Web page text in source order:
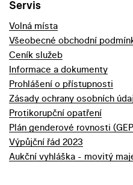
Servis
Volná místa
Všeobecné obchodní
Ceník služeb
Informace a dokumenty
Prohlášení o přístupnosti
Zásady ochrany osobních
Protikorupční opatření
Plán genderové rovnosti
Výpůjční řád 2023
Aukční vyhláška - movitý